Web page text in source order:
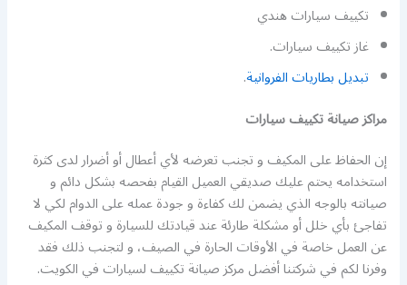
تكييف سيارات هندي
غاز تكييف سيارات.
تبديل بطاريات الفروانية.
مراكز صيانة تكييف سيارات
إن الحفاظ على المكيف و تجنب تعرضه لأي أعطال أو أضرار لدى كثرة
استخدامه يحتم عليك صديقي العميل القيام بفحصه بشكل دائم و
صيانته بالوجه الذي يضمن لك كفاءة و جودة عمله على الدوام لكي لا
تفاجئ بأي خلل أو مشكلة طارئة عند قيادتك للسيارة و توقف المكيف
عن العمل خاصة في الأوقات الحارة في الصيف، و لتجنب ذلك فقد
وفرنا لكم في شركتنا أفضل مركز صيانة تكييف لسيارات في الكويت.